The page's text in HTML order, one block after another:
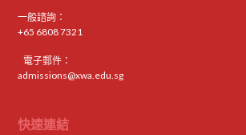
一般諮詢：
+65 6808 7321
電子郵件：
admissions@xwa.edu.sg
快速連結